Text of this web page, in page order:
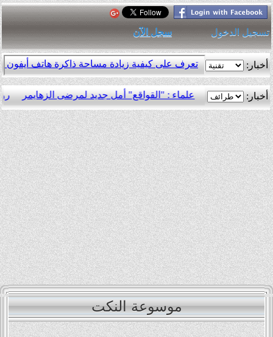
تسجيل الدخول سجل الآن
موسوعة النكت